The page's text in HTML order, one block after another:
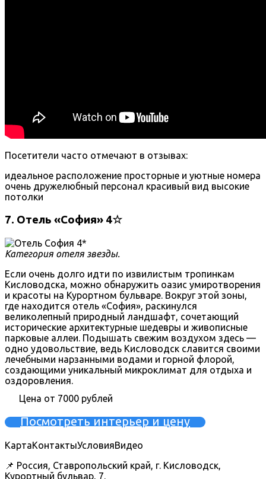
Посетители часто отмечают в отзывах:
идеальное расположение просторные и уютные номера
очень дружелюбный персонал красивый вид высокие
потолки
7. Отель «София» 4☆
Категория отеля звезды.
Если очень долго идти по извилистым тропинкам
Кисловодска, можно обнаружить оазис умиротворения
и красоты на Курортном бульваре. Вокруг этой зоны,
где находится отель «София», раскинулся
великолепный природный ландшафт, сочетающий
исторические архитектурные шедевры и живописные
парковые аллеи. Подышать свежим воздухом здесь —
одно удовольствие, ведь Кисловодск славится своими
лечебными нарзанными водами и горной флорой,
создающими уникальный микроклимат для отдыха и
оздоровления.
Цена от 7000 рублей
Посмотреть интерьер и цену
КартаКонтактыУсловияВидео
📌 Россия, Ставропольский край, г. Кисловодск,
Курортный бульвар, 7.